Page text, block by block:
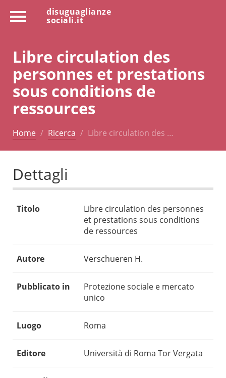
disuguaglianze
sociali.it
Libre circulation des
personnes et prestations
sous conditions de
ressources
Home Ricerca Libre circulation des …
Dettagli
Titolo
Libre circulation des personnes
et prestations sous conditions
de ressources
Autore Verschueren H.
Pubblicato in
Protezione sociale e mercato
unico
Luogo Roma
Editore Università di Roma Tor Vergata